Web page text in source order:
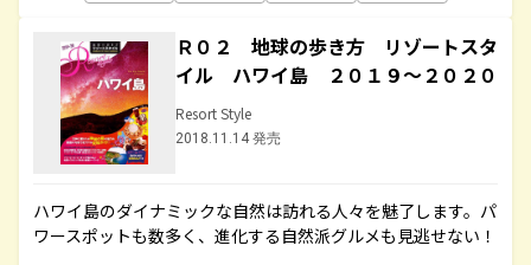
Ｒ０２ 地球の歩き方 リゾートスタ
イル ハワイ島 ２０１９～２０２０
Resort Style
2018.11.14 発売
ハワイ島のダイナミックな自然は訪れる人々を魅了します。パ
ワースポットも数多く、進化する自然派グルメも見逃せない！